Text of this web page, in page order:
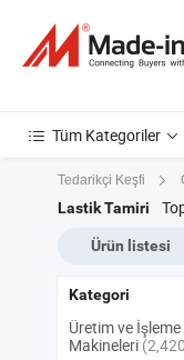
Tüm Kategoriler
Tedarikçi Keşfi
Lastik Tamiri
Ürün listesi
Kategori
Üretim ve İşleme
Makineleri